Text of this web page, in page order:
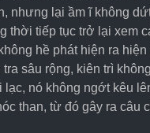
nhưng lại ầm ĩ không
thời tiếp tục trở lại xem
hề phát hiện ra
sâu rộng, kiên trì
lạc, nó không ngớt kêu
than, từ đó gây ra câu